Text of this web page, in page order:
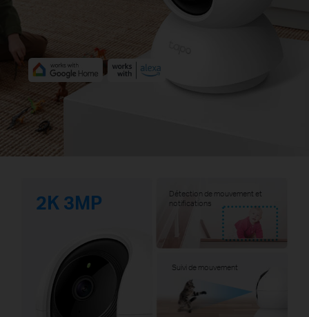
2K 3MP
Détection de mouvement et
notifications
Suivi de mouvement